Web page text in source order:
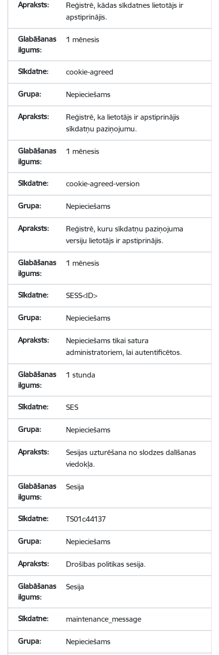
Reģistrē, kādas sīkdatnes lietotājs ir
apstiprinājis.
1 mēnesis
cookie-agreed
Nepieciešams
Reģistrē, ka lietotājs ir apstiprinājis
sīkdatņu paziņojumu.
1 mēnesis
cookie-agreed-version
Nepieciešams
Reģistrē, kuru sīkdatņu paziņojuma
versiju lietotājs ir apstiprinājis.
1 mēnesis
SESS<ID>
Nepieciešams
Nepieciešams tikai satura
administratoriem, lai autentificētos.
1 stunda
SES
Nepieciešams
Sesijas uzturēšana no slodzes dalīšanas
viedokļa.
Sesija
TS01c44137
Nepieciešams
Drošības politikas sesija.
Sesija
maintenance_message
Nepieciešams